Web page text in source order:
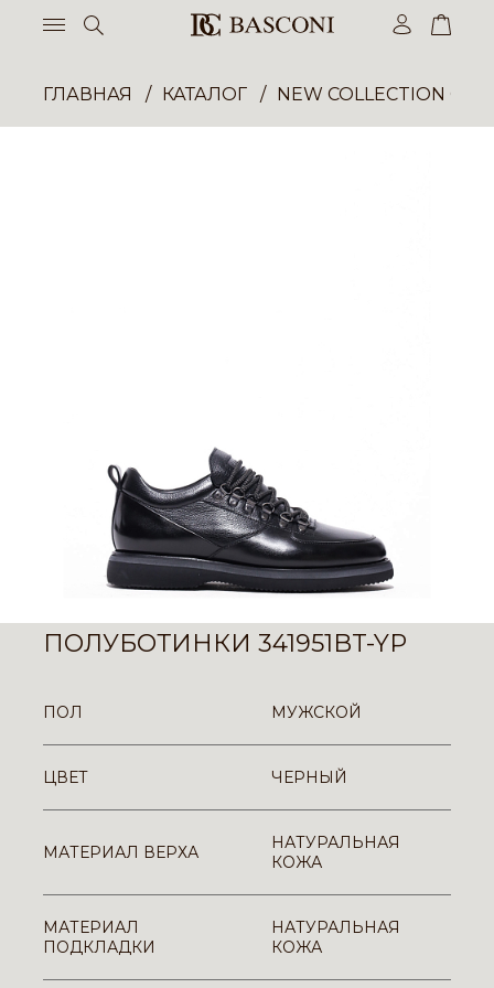
ГЛАВНАЯ КАТАЛОГ NEW COLLECTION
ПОЛУБОТИНКИ 341951BT-YP
ПОЛ МУЖСКОЙ
ЦВЕТ ЧЕРНЫЙ
МАТЕРИАЛ ВЕРХА
НАТУРАЛЬНАЯ
КОЖА
МАТЕРИАЛ
ПОДКЛАДКИ
НАТУРАЛЬНАЯ
КОЖА